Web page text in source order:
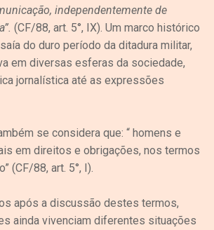
independentemente de
(CF/88, art. 5°, IX). Um marco histórico
do duro período da ditadura militar,
em diversas esferas da sociedade,
jornalística até as expressões
se considera que: “ homens e
em direitos e obrigações, nos termos
(CF/88, art. 5°, I).
após a discussão destes termos,
ainda vivenciam diferentes situações